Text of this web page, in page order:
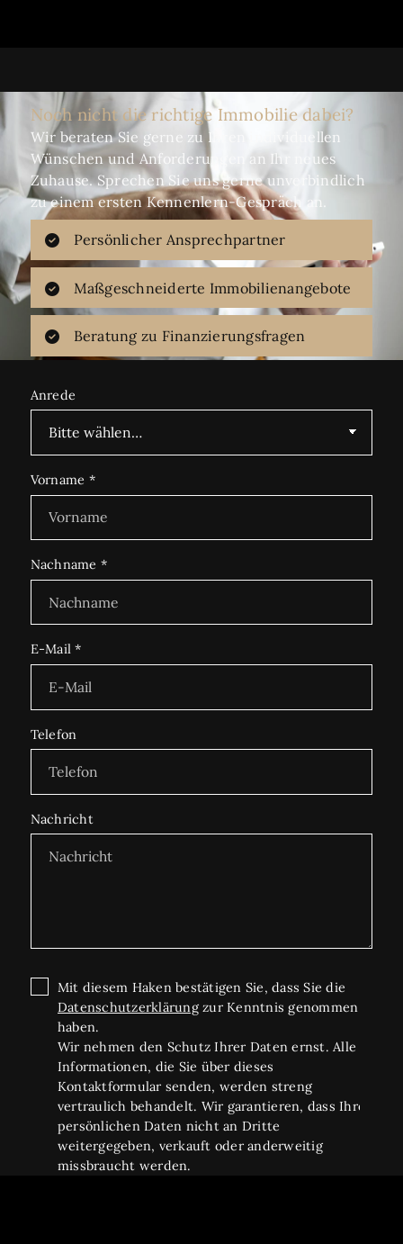
Noch nicht die richtige Immobilie dabei?
Wir beraten Sie gerne zu Ihren individuellen
Wünschen und Anforderungen an Ihr neues
Zuhause. Sprechen Sie uns gerne unverbindlich
zu einem ersten Kennenlern-Gespräch an.
Persönlicher Ansprechpartner
Maßgeschneiderte Immobilienangebote
Beratung zu Finanzierungsfragen
Anrede
Vorname *
Nachname *
E-Mail*
Telefon
Nachricht
Mit diesem Haken bestätigen Sie, dass Sie die
Datenschutzerklärungzur Kenntnis genommen
haben.
Wir nehmen den Schutz Ihrer Daten ernst. Alle
Informationen, die Sie über dieses
Kontaktformular senden, werden streng
vertraulich behandelt. Wir garantieren, dass Ihre
persönlichen Daten nicht an Dritte
weitergegeben, verkauft oder anderweitig
missbraucht werden.